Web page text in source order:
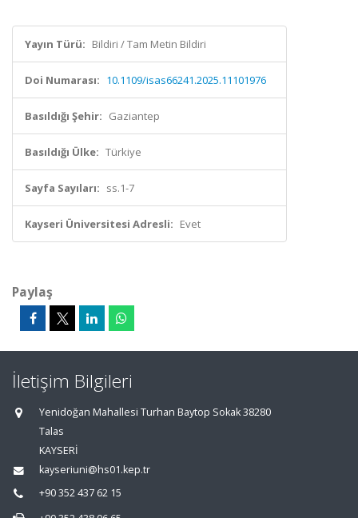
Yayın Türü: Bildiri / Tam Metin Bildiri
Doi Numarası: 10.1109/isas66241.2025.11101976
Basıldığı Şehir: Gaziantep
Basıldığı Ülke: Türkiye
Sayfa Sayıları: ss.1-7
Kayseri Üniversitesi Adresli: Evet
Paylaş
İletişim Bilgileri
Yenidoğan Mahallesi Turhan Baytop Sokak 38280
Talas
KAYSERİ
kayseriuni@hs01.kep.tr
+90 352 437 62 15